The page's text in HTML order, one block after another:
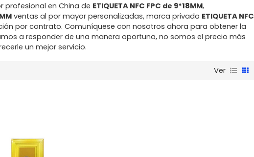
profesional en China de ETIQUETA NFC FPC de 9*18MM,
ventas al por mayor personalizadas, marca privada ETIQUETA NFC
por contrato. Comuníquese con nosotros ahora para obtener la
a responder de una manera oportuna, no somos el precio más
un mejor servicio.
Ver